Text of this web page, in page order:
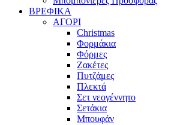
ΒΡΕΦΙΚΑ
ΑΓΟΡΙ
Christmas
Φορμάκια
Φόρμες
Ζακέτες
Πυτζάμες
Πλεκτά
Σετ νεογέννητο
Σετάκια
Μπουφάν